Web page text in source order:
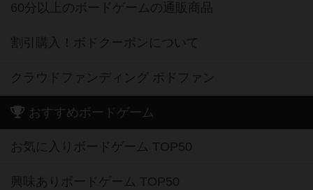
60分以上のボードゲームの通販商品
割引購入！ボドクーポンについて
クラウドファンディング ボドファン
おすすめボードゲーム
お気に入りボードゲーム TOP50
興味ありボードゲーム TOP50